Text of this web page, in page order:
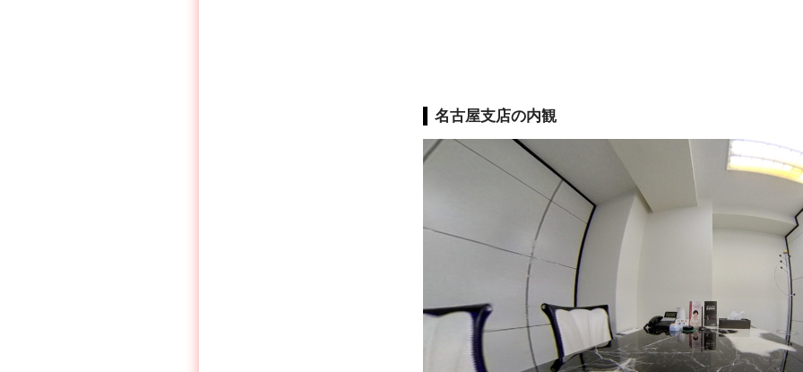
名古屋支店の内観